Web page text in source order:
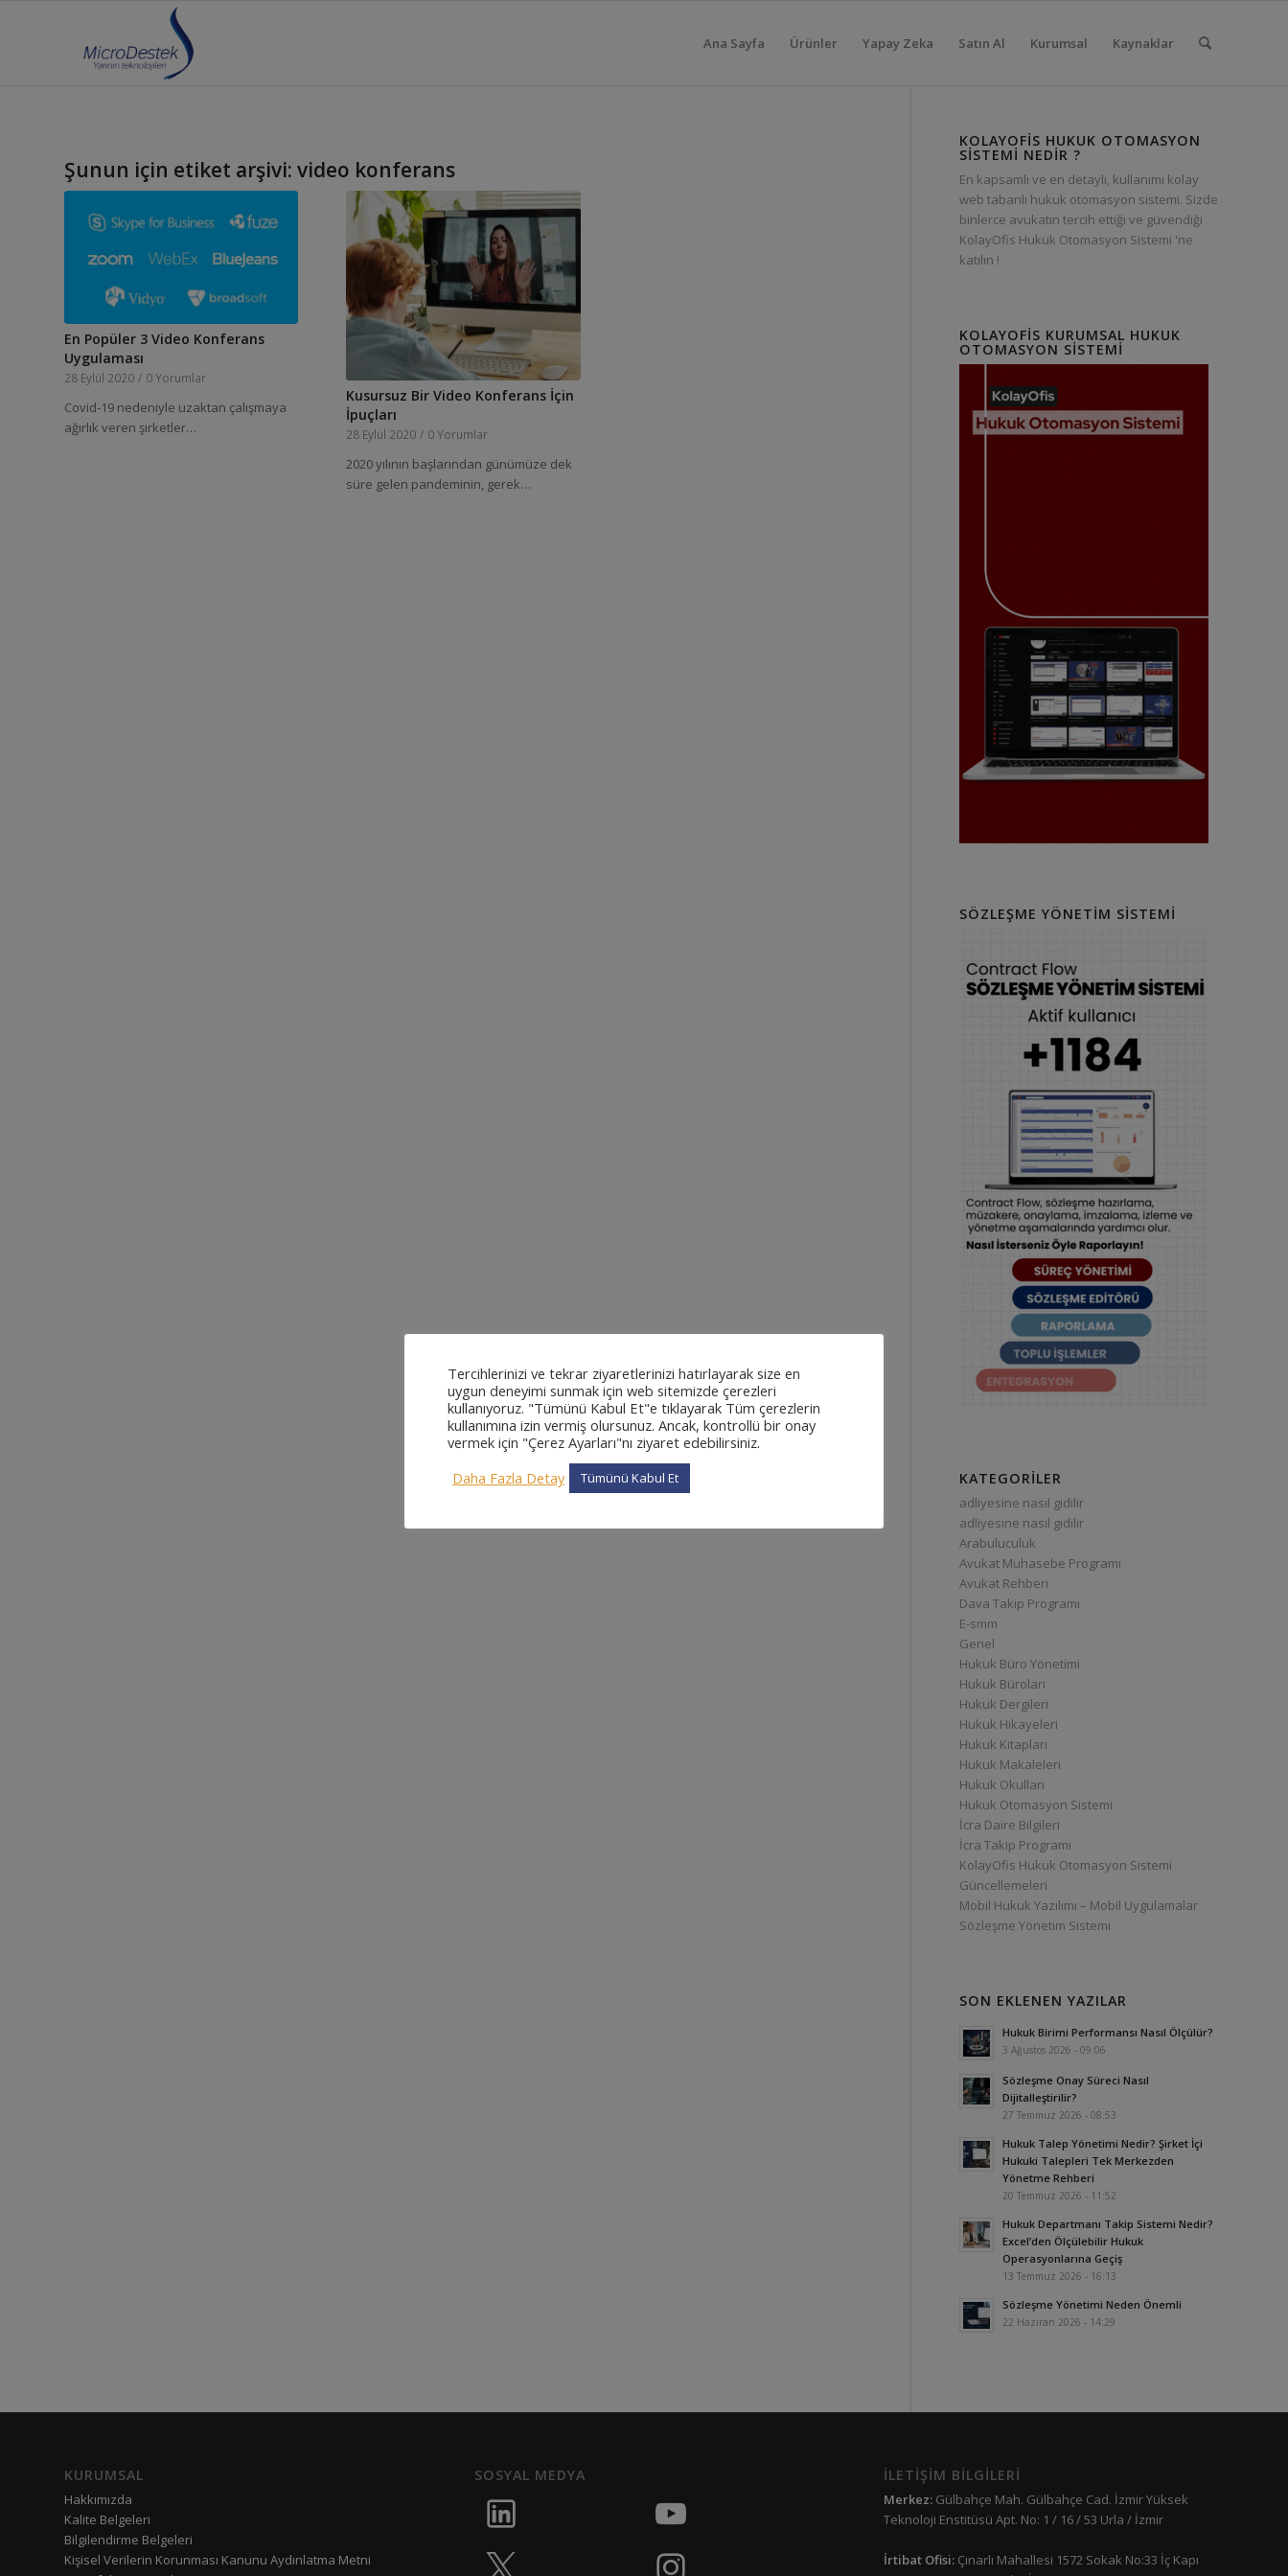
Ana Sayfa Ürünler Yapay Zeka Satın Al Kurumsal Kaynaklar
Şunun için etiket arşivi: video konferans
En Popüler 3 Video Konferans
Uygulaması
28 Eylül 2020 / 0 Yorumlar
Covid-19 nedeniyle uzaktan çalışmaya
ağırlık veren şirketler…
Kusursuz Bir Video Konferans İçin
İpuçları
28 Eylül 2020 / 0 Yorumlar
2020 yılının başlarından günümüze dek
süre gelen pandeminin, gerek…
KOLAYOFIS HUKUK OTOMASYON
SISTEMI NEDIR ?
En kapsamlı ve en detaylı, kullanımı kolay
web tabanlı hukuk otomasyon sistemi. Sizde
binlerce avukatın tercih ettiği ve güvendiği
KolayOfis Hukuk Otomasyon Sistemi 'ne
katılın !
KOLAYOFIS KURUMSAL HUKUK
OTOMASYON SISTEMI
SÖZLEŞME YÖNETIM SISTEMI
KATEGORILER
adliyesine nasıl gidilir
adliyesine nasıl gidilir
Arabuluculuk
Avukat Muhasebe Programı
Avukat Rehberi
Dava Takip Programı
E-smm
Genel
Hukuk Büro Yönetimi
Hukuk Büroları
Hukuk Dergileri
Hukuk Hikayeleri
Hukuk Kitapları
Hukuk Makaleleri
Hukuk Okulları
Hukuk Otomasyon Sistemi
İcra Daire Bilgileri
İcra Takip Programı
KolayOfis Hukuk Otomasyon Sistemi
Güncellemeleri
Mobil Hukuk Yazılımı – Mobil Uygulamalar
Sözleşme Yönetim Sistemi
SON EKLENEN YAZILAR
Hukuk Birimi Performansı Nasıl Ölçülür?
3 Ağustos 2026 - 09:06
Sözleşme Onay Süreci Nasıl
Dijitalleştirilir?
27 Temmuz 2026 - 08:53
Hukuk Talep Yönetimi Nedir? Şirket İçi
Hukuki Talepleri Tek Merkezden
Yönetme Rehberi
20 Temmuz 2026 - 11:52
Hukuk Departmanı Takip Sistemi Nedir?
Excel’den Ölçülebilir Hukuk
Operasyonlarına Geçiş
13 Temmuz 2026 - 16:13
Sözleşme Yönetimi Neden Önemli
22 Haziran 2026 - 14:29
KURUMSAL
Hakkımızda
Kalite Belgeleri
Bilgilendirme Belgeleri
Kişisel Verilerin Korunması Kanunu Aydınlatma Metni
SOSYAL MEDYA İLETİŞİM BİLGİLERİ
Merkez: Gülbahçe Mah. Gülbahçe Cad. İzmir Yüksek
Teknoloji Enstitüsü Apt. No: 1 / 16 / 53 Urla / İzmir
İrtibat Ofisi: Çınarlı Mahallesi 1572 Sokak No:33 İç Kapı
Tercihlerinizi ve tekrar ziyaretlerinizi hatırlayarak size en
uygun deneyimi sunmak için web sitemizde çerezleri
kullanıyoruz. "Tümünü Kabul Et"e tıklayarak Tüm çerezlerin
kullanımına izin vermiş olursunuz. Ancak, kontrollü bir onay
vermek için "Çerez Ayarları"nı ziyaret edebilirsiniz.
Daha Fazla Detay
Tümünü Kabul Et